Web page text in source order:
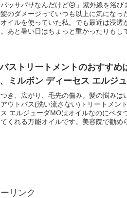
パッサパサなんだけど😥」紫外線を浴び
のダメージっていつも以上に気になっ
イルを使っていた私。でも最近は浸透
あと暑い日はちょっと重かったりもし
ストリートメントのおすすめ
ミルボン ディーセス エルジ
き、広がり、毛先の傷み。髪の悩みは
ウトバス(洗い流さない)トリートメン
エルジューダMOはオイルなのにベタ
くれる万能オイルです。美容院で勧め
リンク